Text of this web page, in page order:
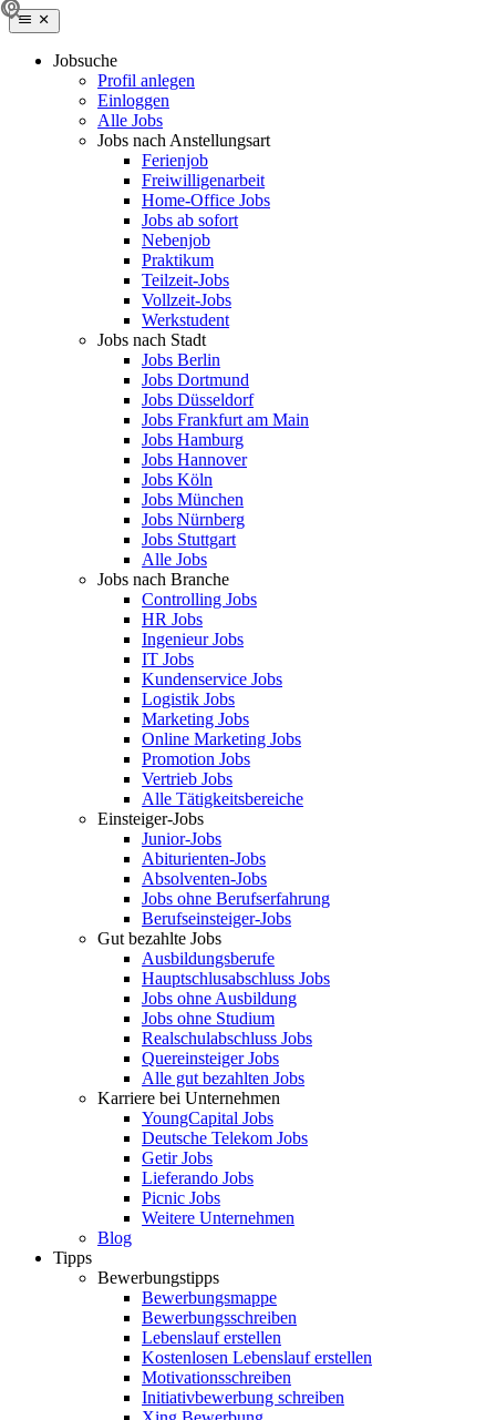
Jobsuche
Profil anlegen
Einloggen
Alle Jobs
Jobs nach Anstellungsart
Ferienjob
Freiwilligenarbeit
Home-Office Jobs
Jobs ab sofort
Nebenjob
Praktikum
Teilzeit-Jobs
Vollzeit-Jobs
Werkstudent
Jobs nach Stadt
Jobs Berlin
Jobs Dortmund
Jobs Düsseldorf
Jobs Frankfurt am Main
Jobs Hamburg
Jobs Hannover
Jobs Köln
Jobs München
Jobs Nürnberg
Jobs Stuttgart
Alle Jobs
Jobs nach Branche
Controlling Jobs
HR Jobs
Ingenieur Jobs
IT Jobs
Kundenservice Jobs
Logistik Jobs
Marketing Jobs
Online Marketing Jobs
Promotion Jobs
Vertrieb Jobs
Alle Tätigkeitsbereiche
Einsteiger-Jobs
Junior-Jobs
Abiturienten-Jobs
Absolventen-Jobs
Jobs ohne Berufserfahrung
Berufseinsteiger-Jobs
Gut bezahlte Jobs
Ausbildungsberufe
Hauptschlusabschluss Jobs
Jobs ohne Ausbildung
Jobs ohne Studium
Realschulabschluss Jobs
Quereinsteiger Jobs
Alle gut bezahlten Jobs
Karriere bei Unternehmen
YoungCapital Jobs
Deutsche Telekom Jobs
Getir Jobs
Lieferando Jobs
Picnic Jobs
Weitere Unternehmen
Blog
Tipps
Bewerbungstipps
Bewerbungsmappe
Bewerbungsschreiben
Lebenslauf erstellen
Kostenlosen Lebenslauf erstellen
Motivationsschreiben
Initiativbewerbung schreiben